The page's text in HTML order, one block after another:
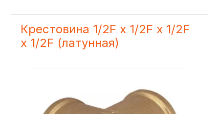
Крестовина 1/2F x 1/2F x 1/2F
x 1/2F (латунная)